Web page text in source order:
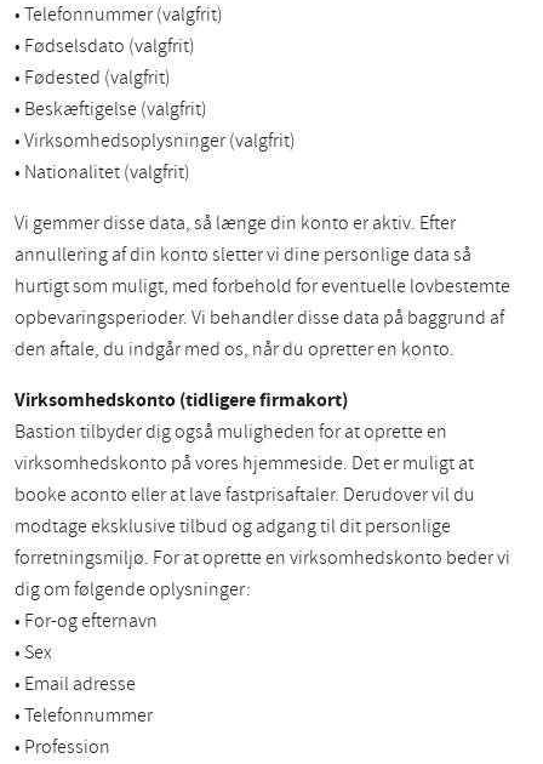
• Telefonnummer (valgfrit)
• Fødselsdato (valgfrit)
• Fødested (valgfrit)
• Beskæftigelse (valgfrit)
• Virksomhedsoplysninger (valgfrit)
• Nationalitet (valgfrit)
Vi gemmer disse data, så længe din konto er aktiv. Efter
annullering af din konto sletter vi dine personlige data så
hurtigt som muligt, med forbehold for eventuelle lovbestemte
opbevaringsperioder. Vi behandler disse data på baggrund af
den aftale, du indgår med os, når du opretter en konto.
Virksomhedskonto (tidligere firmakort)
Bastion tilbyder dig også muligheden for at oprette en
virksomhedskonto på vores hjemmeside. Det er muligt at
booke aconto eller at lave fastprisaftaler. Derudover vil du
modtage eksklusive tilbud og adgang til dit personlige
forretningsmiljø. For at oprette en virksomhedskonto beder vi
dig om følgende oplysninger:
• For-og efternavn
• Sex
• Email adresse
• Telefonnummer
• Profession